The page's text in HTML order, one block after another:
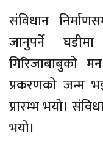
संविधान
जानुपर्ने
गिरिजाबाबुको
प्रकरणको जन्म
प्रारम्भ भयो।
भयो।